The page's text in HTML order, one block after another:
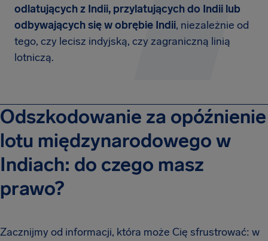
odlatujących z Indii, przylatujących do Indii lub
odbywających się w obrębie Indii, niezależnie od
tego, czy lecisz indyjską, czy zagraniczną linią
lotniczą.
Odszkodowanie za opóźnienie
lotu międzynarodowego w
Indiach: do czego masz
prawo?
Zacznijmy od informacji, która może Cię sfrustrować: w